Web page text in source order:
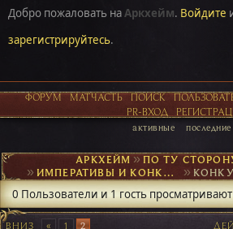
Добро пожаловать наАркхейм. Войдите
зарегистрируйтесь.
ФОРУМ МАТЧАСТЬ ПОИСК
PR-ВХОД
активные последние
АРКХЕЙМ►
► ИМПЕРАТИВЫ И КОНКУРСЫ ►
0 Пользователи и 1 гость просматривают
ВНИЗ 1 2